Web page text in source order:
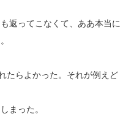
返ってこなくて、ああ本当に
たらよかった。それが例えど
まった。